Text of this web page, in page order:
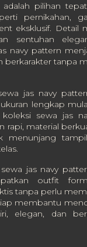
adalah pilihan
pernikahan,
eksklusif. Detail
sentuhan
navy pattern
berkarakter tanpa
jas navy
lengkap
koleksi sewa jas
rapi, material
menunjang
jas navy
outfit
tanpa perlu
membantu
elegan, dan